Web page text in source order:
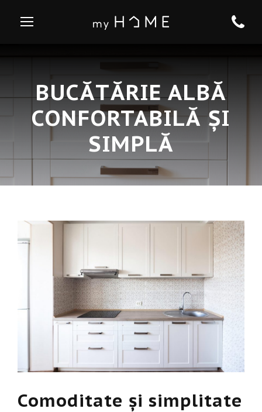
BUCĂTĂRIE ALBĂ
CONFORTABILĂ ȘI
SIMPLĂ
Comoditate și simplitate